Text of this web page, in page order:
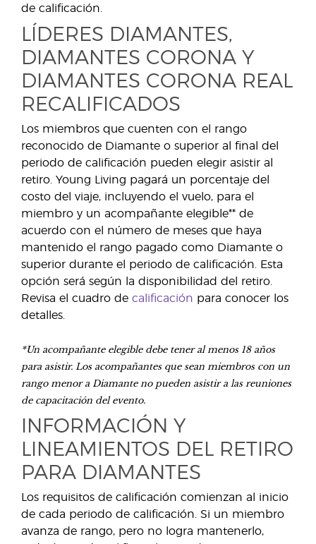
de calificación.
LÍDERES DIAMANTES,
DIAMANTES CORONA Y
DIAMANTES CORONA REAL
RECALIFICADOS
Los miembros que cuenten con el rango
reconocido de Diamante o superior al final del
periodo de calificación pueden elegir asistir al
retiro. Young Living pagará un porcentaje del
costo del viaje, incluyendo el vuelo, para el
miembro y un acompañante elegible** de
acuerdo con el número de meses que haya
mantenido el rango pagado como Diamante o
superior durante el periodo de calificación. Esta
opción será según la disponibilidad del retiro.
Revisa el cuadro de calificación para conocer los
detalles.
*Un acompañante elegible debe tener al menos 18 años
para asistir. Los acompañantes que sean miembros con un
rango menor a Diamante no pueden asistir a las reuniones
de capacitación del evento.
INFORMACIÓN Y
LINEAMIENTOS DEL RETIRO
PARA DIAMANTES
Los requisitos de calificación comienzan al inicio
de cada periodo de calificación. Si un miembro
avanza de rango, pero no logra mantenerlo,